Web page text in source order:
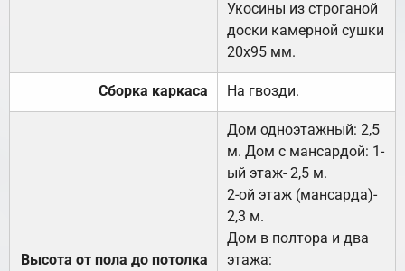
Укосины из строганой
доски камерной сушки
20х95 мм.
Сборка каркаса На гвозди.
Высота от пола до потолка
Дом одноэтажный: 2,5
м. Дом с мансардой: 1-
ый этаж- 2,5 м.
2-ой этаж (мансарда)-
2,3 м.
Дом в полтора и два
этажа: